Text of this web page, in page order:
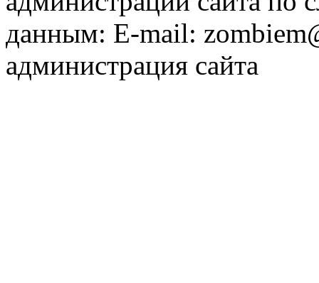
данным: E-mail:
администрация сайта